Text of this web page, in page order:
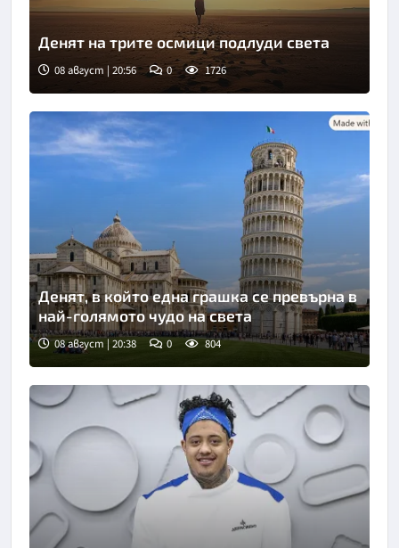
Денят на трите осмици подлуди света
08 август | 20:56 0 1726
Денят, в който една грашка се превърна в
най-голямото чудо на света
08 август | 20:38 0 804